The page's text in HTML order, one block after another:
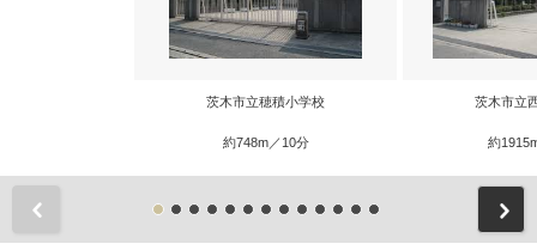
茨木市立穂積小学校
約748m／10分
茨木市立
約